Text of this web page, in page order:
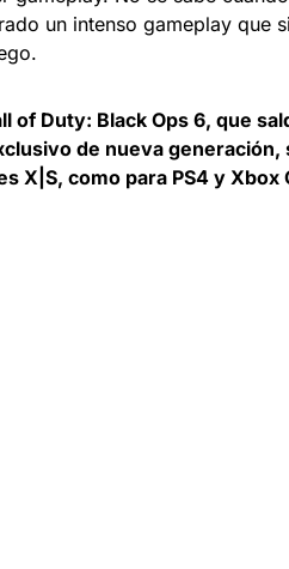
un intenso gameplay que
of Duty: Black Ops 6, que
de nueva generación,
X|S, como para PS4 y Xbox